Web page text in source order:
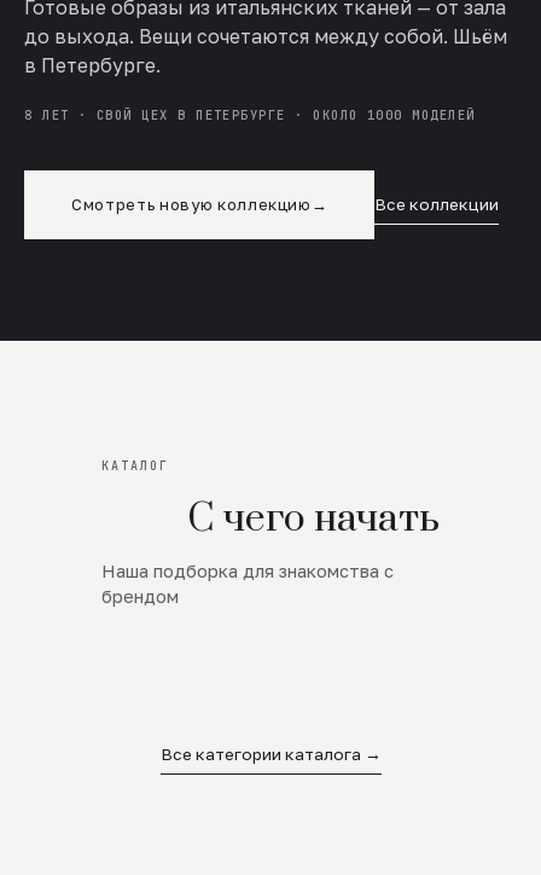
Готовые образы из итальянских тканей — от зала
до выхода. Вещи сочетаются между собой. Шьём
в Петербурге.
8 ЛЕТ · СВОЙ ЦЕХ В ПЕТЕРБУРГЕ · ОКОЛО 1000 МОДЕЛЕЙ
Смотреть новую коллекцию → Все коллекции
КАТАЛОГ
С чего начать
Наша подборка для знакомства с
брендом
Новинки
SALE
Все категории каталога →